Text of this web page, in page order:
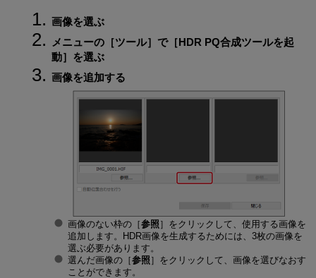
画像を選ぶ
メニューの［ツール］で［HDR PQ合成ツールを起
動］を選ぶ
画像を追加する
画像のない枠の［参照 ］をクリックして、使用する画像を
追加します。HDR画像を生成するためには、3枚の画像を
選ぶ必要があります。
選んだ画像の［参照 ］をクリックして、画像を選びなおす
ことができます。